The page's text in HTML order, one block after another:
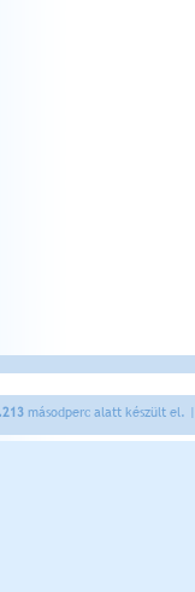
másodperc alatt készült el. |